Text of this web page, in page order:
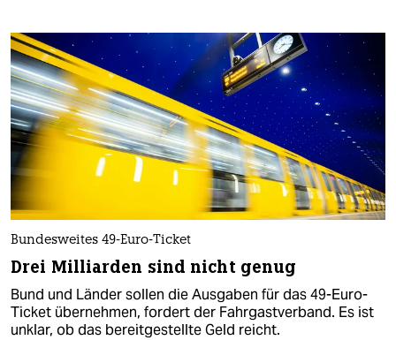
Bundesweites 49-Euro-Ticket
Drei Milliarden sind nicht genug
Bund und Länder sollen die Ausgaben für das 49-Euro-
Ticket übernehmen, fordert der Fahrgastverband. Es ist
unklar, ob das bereitgestellte Geld reicht.